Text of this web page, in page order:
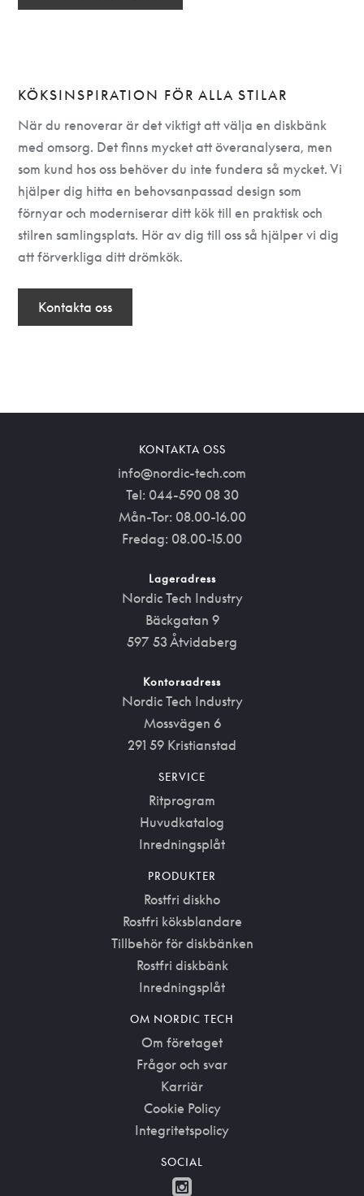
KÖKSINSPIRATION FÖR ALLA STILAR
När du renoverar är det viktigt att välja en diskbänk
med omsorg. Det finns mycket att överanalysera, men
som kund hos oss behöver du inte fundera så mycket. Vi
hjälper dig hitta en behovsanpassad design som
förnyar och moderniserar ditt kök till en praktisk och
stilren samlingsplats. Hör av dig till oss så hjälper vi dig
att förverkliga ditt drömkök.
Kontakta oss
KONTAKTA OSS
info@nordic-tech.com
Tel: 044-590 08 30
Mån-Tor: 08.00-16.00
Fredag: 08.00-15.00
Lageradress
Nordic Tech Industry
Bäckgatan 9
597 53 Åtvidaberg
Kontorsadress
Nordic Tech Industry
Mossvägen 6
291 59 Kristianstad
SERVICE
Ritprogram
Huvudkatalog
Inredningsplåt
PRODUKTER
Rostfri diskho
Rostfri köksblandare
Tillbehör för diskbänken
Rostfri diskbänk
Inredningsplåt
OM NORDIC TECH
Om företaget
Frågor och svar
Karriär
Cookie Policy
Integritetspolicy
SOCIAL